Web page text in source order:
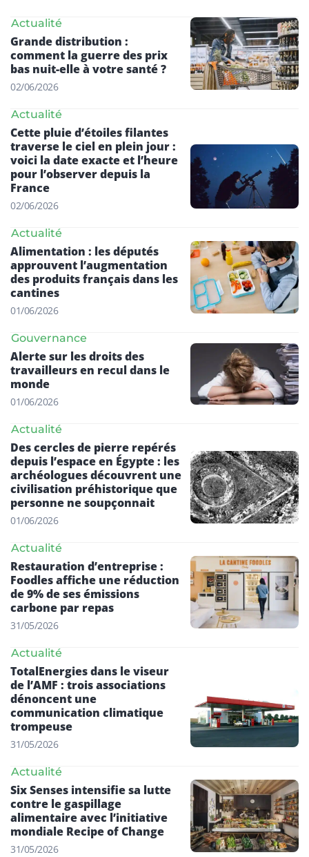
Actualité
Grande distribution :
comment la guerre des prix
bas nuit-elle à votre santé ?
02/06/2026
Actualité
Cette pluie d’étoiles filantes
traverse le ciel en plein jour :
voici la date exacte et l’heure
pour l’observer depuis la
France
02/06/2026
Actualité
Alimentation : les députés
approuvent l’augmentation
des produits français dans les
cantines
01/06/2026
Gouvernance
Alerte sur les droits des
travailleurs en recul dans le
monde
01/06/2026
Actualité
Des cercles de pierre repérés
depuis l’espace en Égypte : les
archéologues découvrent une
civilisation préhistorique que
personne ne soupçonnait
01/06/2026
Actualité
Restauration d’entreprise :
Foodles affiche une réduction
de 9% de ses émissions
carbone par repas
31/05/2026
Actualité
TotalEnergies dans le viseur
de l’AMF : trois associations
dénoncent une
communication climatique
trompeuse
31/05/2026
Actualité
Six Senses intensifie sa lutte
contre le gaspillage
alimentaire avec l’initiative
mondiale Recipe of Change
31/05/2026